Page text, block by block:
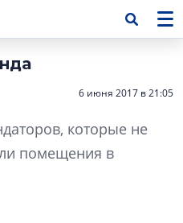
6 июня 2017 в 21:05
которые не
помещения в